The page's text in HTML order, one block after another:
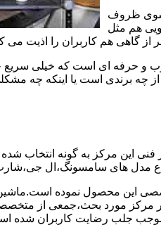
ظروف
هم مثل
گاهی هم کاربران را اذیت
و حرفه ای است که خیلی
برندی است یا اینکه چه
این مرکز به گونه انتخاب
مدل های سامسونگ،ال
این محصول نموده
مرکز مورد بحث،جمعی از
و موجب جلب رضایت کاربران شده